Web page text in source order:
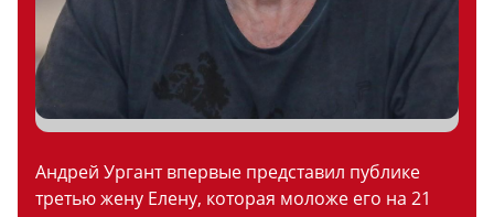
Андрей Ургант впервые представил публике
третью жену Елену, которая моложе его на 21